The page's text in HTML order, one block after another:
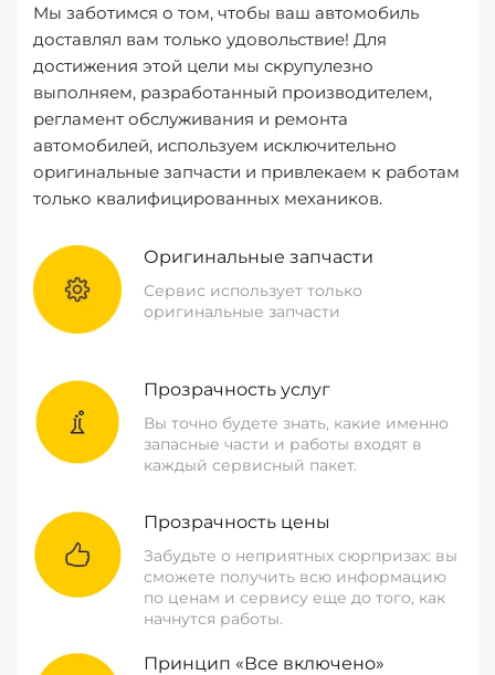
Мы заботимся о том, чтобы ваш автомобиль
доставлял вам только удовольствие! Для
достижения этой цели мы скрупулезно
выполняем, разработанный производителем,
регламент обслуживания и ремонта
автомобилей, используем исключительно
оригинальные запчасти и привлекаем к работам
только квалифицированных механиков.
Оригинальные запчасти
Сервис использует только
оригинальные запчасти
Прозрачность услуг
Вы точно будете знать, какие именно
запасные части и работы входят в
каждый сервисный пакет.
Прозрачность цены
Забудьте о неприятных сюрпризах: вы
сможете получить всю информацию
по ценам и сервису еще до того, как
начнутся работы.
Принцип «Все включено»